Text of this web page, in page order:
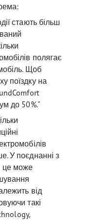
стають більш
полягає
Щоб
поїздку на
до 50%."
У поєднанні з
це може
від
такі